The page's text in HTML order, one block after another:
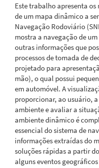
Este trabalho apresenta
de um mapa dinâmico a
Navegação Rodoviário
mostra a navegação de
outras informações que
processos de tomada de
projetado para
mão), o qual possui
em automóvel. A
proporcionar, ao usuário,
ambiente e avaliar a
ambiente dinâmico é
essencial do sistema de
informações extraídas do
soluções rápidas a partir
alguns eventos